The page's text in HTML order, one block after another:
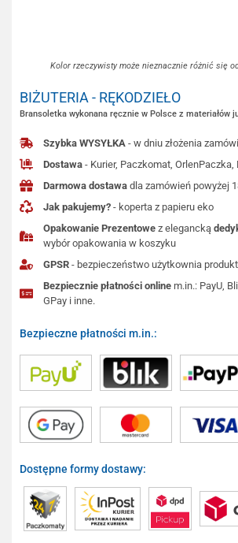
Kolor rzeczywisty może nieznacznie różnić się
BIŻUTERIA - RĘKODZIEŁO
Bransoletka wykonana ręcznie w Polsce z materiałów
Szybka WYSYŁKA - w dniu złożenia
Dostawa - Kurier, Paczkomat, OrlenPaczka,
Darmowa dostawa dla zamówień powyżej
Jak pakujemy? - koperta z papieru eko
Opakowanie Prezentowe z elegancką
wybór opakowania w koszyku
GPSR - bezpieczeństwo użytkownia
Bezpiecznie płatności online m.in.: PayU,
GPay i inne.
Bezpieczne płatności m.in.:
Dostępne formy dostawy: